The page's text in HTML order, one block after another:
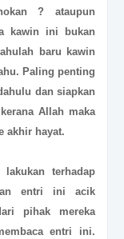
? ataupun
kawin ini bukan
baru kawin
Paling penting
dan siapkan
Allah maka
akhir hayat.
terhadap
entri ini acik
pihak mereka
entri ini.